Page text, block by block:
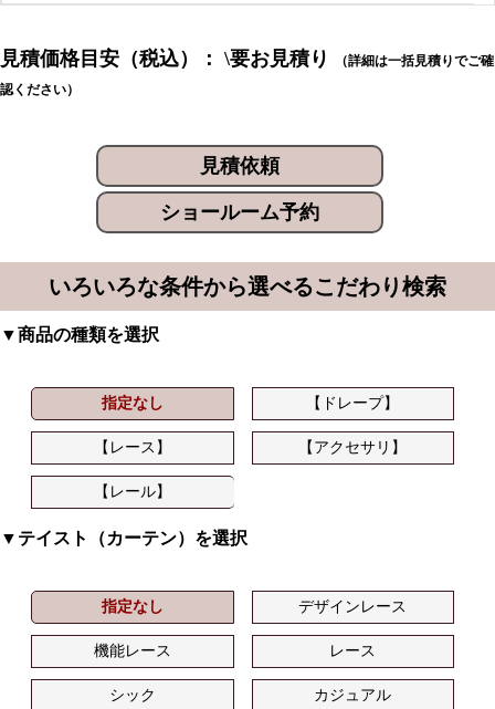
見積価格目安（税込）： \要お見積り
（詳細は一括見積りでご確
認ください）
見積依頼
ショールーム予約
いろいろな条件から選べるこだわり検索
▼商品の種類を選択
指定なし 【ドレープ】
【レース】 【アクセサリ】
【レール】
▼テイスト（カーテン）を選択
指定なし デザインレース
機能レース レース
シック カジュアル